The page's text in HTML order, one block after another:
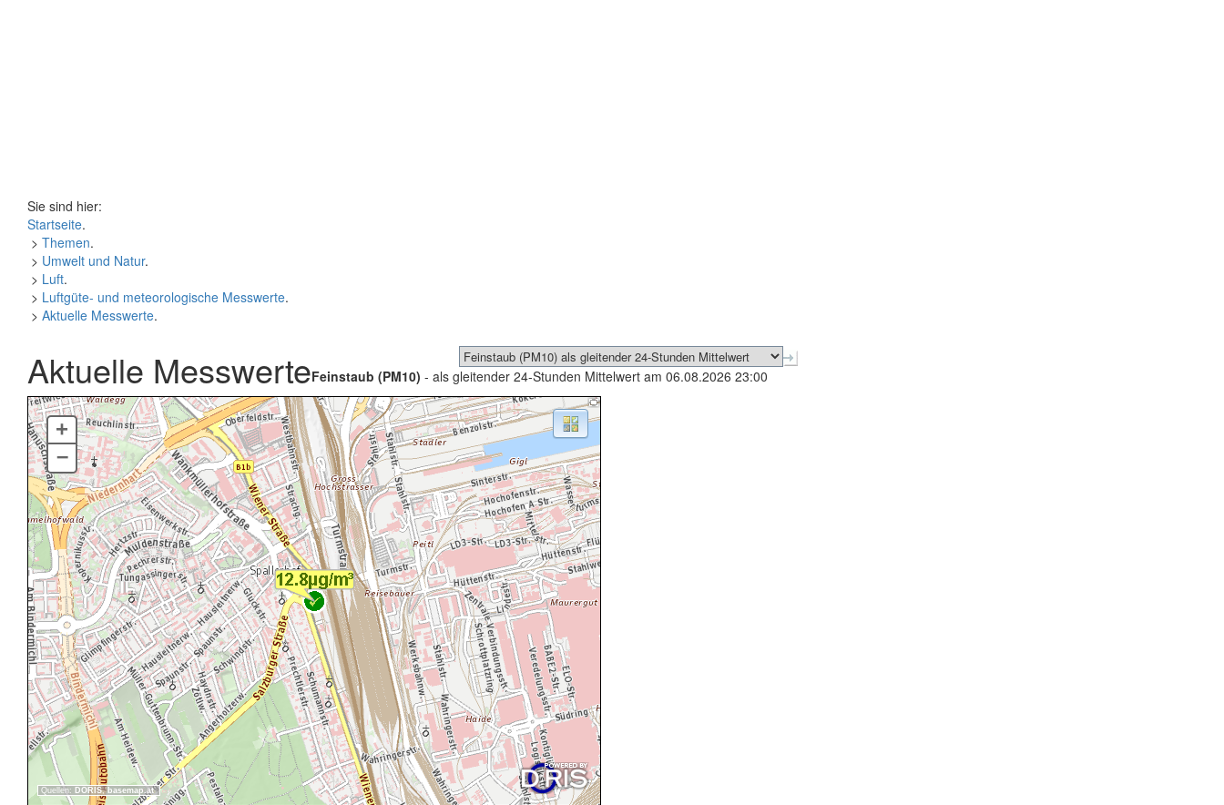
Sie sind hier:
Startseite.
> Themen.
> Umwelt und Natur.
> Luft.
> Luftgüte- und meteorologische Messwerte.
> Aktuelle Messwerte.
Aktuelle MesswerteFeinstaub (PM10) - als gleitender 24-Stunden Mittelwert am 06.08.2026 23:00
Quellen: DORIS, basemap.at
+
–